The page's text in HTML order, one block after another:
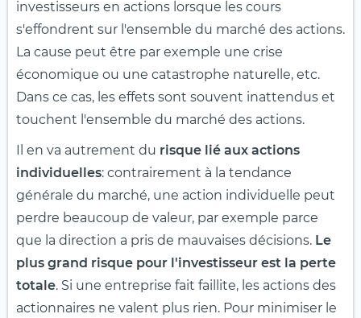
investisseurs en actions lorsque les cours
s'effondrent sur l'ensemble du marché des actions.
La cause peut être par exemple une crise
économique ou une catastrophe naturelle, etc.
Dans ce cas, les effets sont souvent inattendus et
touchent l'ensemble du marché des actions.
Il en va autrement du risque lié aux actions
individuelles: contrairement à la tendance
générale du marché, une action individuelle peut
perdre beaucoup de valeur, par exemple parce
que la direction a pris de mauvaises décisions. Le
plus grand risque pour l'investisseur est la perte
totale. Si une entreprise fait faillite, les actions des
actionnaires ne valent plus rien. Pour minimiser le